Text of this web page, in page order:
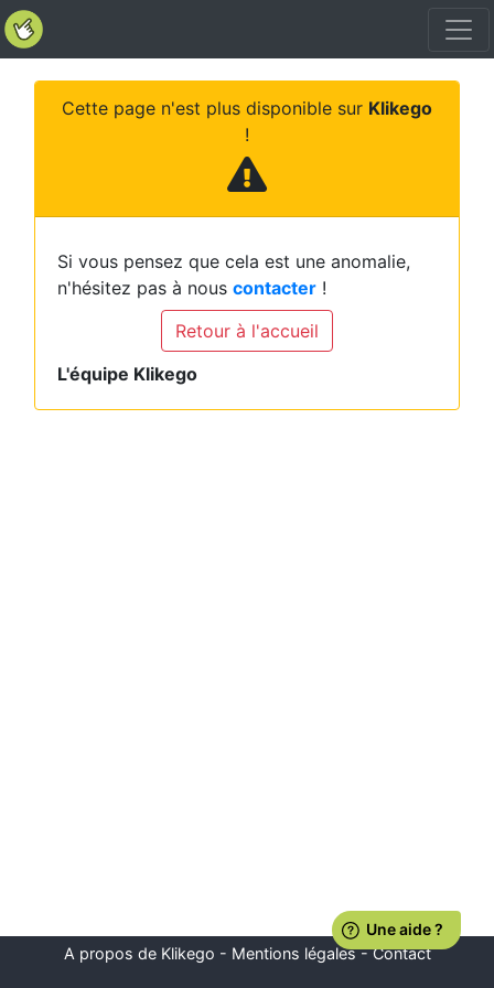
Cette page n'est plus disponible sur Klikego
!
Si vous pensez que cela est une anomalie,
n'hésitez pas à nous contacter !
Retour à l'accueil
L'équipe Klikego
A propos de Klikego - Mentions légales-Contact